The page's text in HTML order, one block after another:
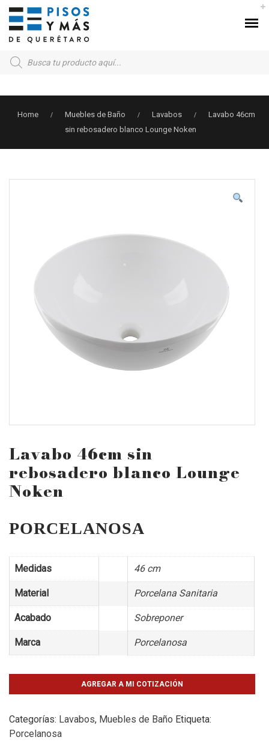
Products
search
Home / Muebles de Baño / Lavabos /
Lavabo 46cm
sin rebosadero blanco Lounge Noken
Lavabo 46cm sin
rebosadero blanco Lounge
Noken
PORCELANOSA
Medidas 46 cm
Material Porcelana Sanitaria
Acabado Sobreponer
Marca Porcelanosa
AGREGAR A MI COTIZACIÓN
Categorías: Lavabos, Muebles de Baño Etiqueta:
Porcelanosa